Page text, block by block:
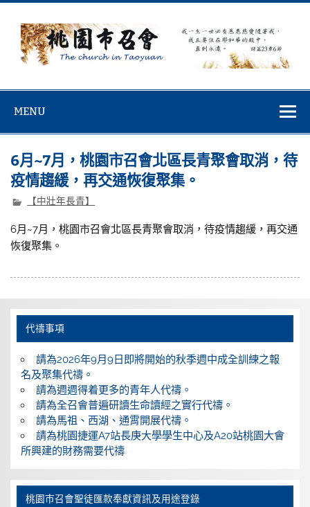
Skip
content
MENU
6月~7月，桃園市召會北區長青聚會取消，待
疫情趨緩，再交通恢復聚集。
【中壯年長青】
6月~7月，桃園市召會北區長青聚會取消，待疫情趨緩，再交通
恢復聚集。
代禱事項
請為2026年9月9日即將開始的秋季週中成全訓練之報
名及聚集代禱。
請為週週得着更多的青年人代禱。
請為全召會普遍研讀生命讀經之實行代禱。
請為馬祖、西湖、通霄開展代禱。
請為桃園捷運A7站長庚大學學生中心及A20站桃園大會
所興建的財務需要代禱
桃園巿召會聖徒匯款奉獻資訊及用途登錄